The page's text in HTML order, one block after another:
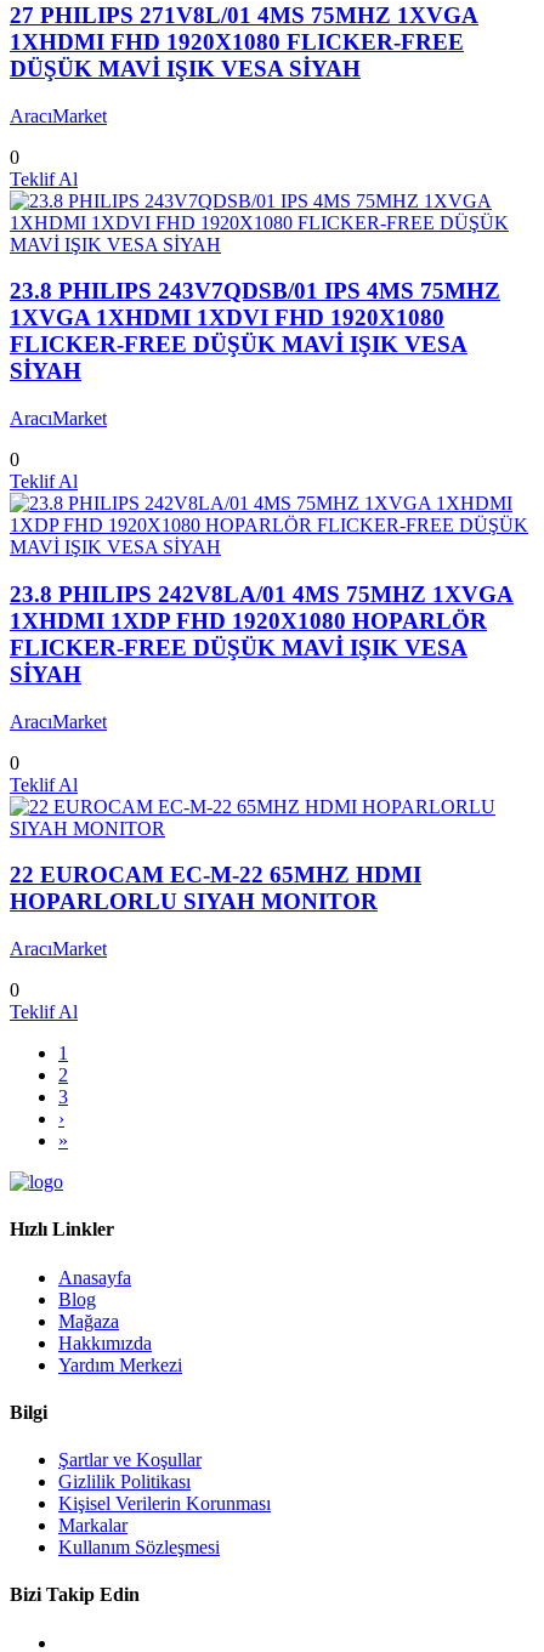
27 PHILIPS 271V8L/01 4MS 75MHZ 1XVGA
1XHDMI FHD 1920X1080 FLICKER-FREE
DÜŞÜK MAVİ IŞIK VESA SİYAH
AracıMarket
0
Teklif Al
23.8 PHILIPS 243V7QDSB/01 IPS 4MS 75MHZ
1XVGA 1XHDMI 1XDVI FHD 1920X1080
FLICKER-FREE DÜŞÜK MAVİ IŞIK VESA
SİYAH
AracıMarket
0
Teklif Al
23.8 PHILIPS 242V8LA/01 4MS 75MHZ 1XVGA
1XHDMI 1XDP FHD 1920X1080 HOPARLÖR
FLICKER-FREE DÜŞÜK MAVİ IŞIK VESA
SİYAH
AracıMarket
0
Teklif Al
22 EUROCAM EC-M-22 65MHZ HDMI
HOPARLORLU SIYAH MONITOR
AracıMarket
0
Teklif Al
1
2
3
›
»
Hızlı Linkler
Anasayfa
Blog
Mağaza
Hakkımızda
Yardım Merkezi
Bilgi
Şartlar ve Koşullar
Gizlilik Politikası
Kişisel Verilerin Korunması
Markalar
Kullanım Sözleşmesi
Bizi Takip Edin